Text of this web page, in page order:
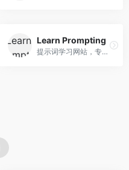
Learn Prompting
提示词学习网站，专注于提示词工程教育。面向AI学习者，提供提示词教程、最佳实践、案例研究等资源，教学内容系统。